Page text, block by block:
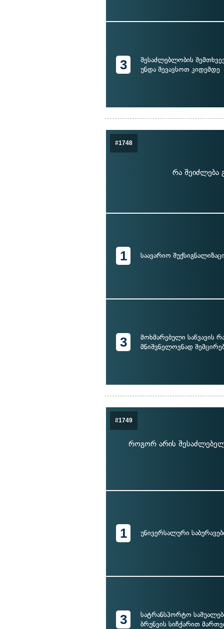
3
შესაძლებლობის
უნდა შევავსოთ კიდემდე
#1748
რა შეიძლება
1 საავარიო
3
მოხმარებული საწვავის
მნიშვნელოვნად
#1749
როგორ არის
1 უნივერსალური
3
სატრანსპორტო
ბრუნვის სიჩქარით